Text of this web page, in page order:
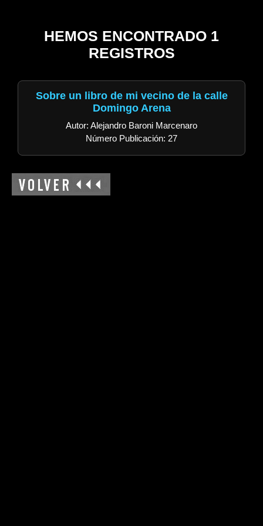
HEMOS ENCONTRADO 1
REGISTROS
Sobre un libro de mi vecino de la calle
Domingo Arena
Autor: Alejandro Baroni Marcenaro
Número Publicación: 27